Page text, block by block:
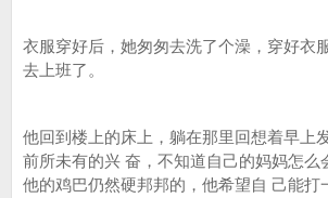
衣服穿好后，她匆匆去洗了个澡，穿好衣
去上班了。
他回到楼上的床上，躺在那里回想着早上
前所未有的兴 奋，不知道自己的妈妈怎么
他的鸡巴仍然硬邦邦的，他希望自 己能打